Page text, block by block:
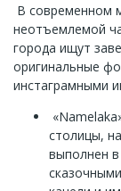
В современном
неотъемлемой
города ищут
оригинальные
инстаграмными
столицы,
выполнен